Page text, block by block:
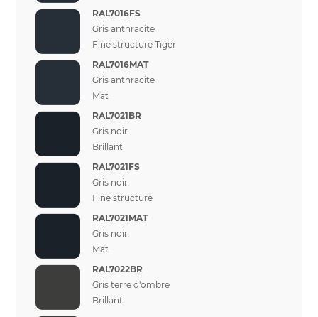
RAL7016FS
Gris anthracite
Fine structure Tiger
RAL7016MAT
Gris anthracite
Mat
RAL7021BR
Gris noir
Brillant
RAL7021FS
Gris noir
Fine structure
RAL7021MAT
Gris noir
Mat
RAL7022BR
Gris terre d'ombre
Brillant